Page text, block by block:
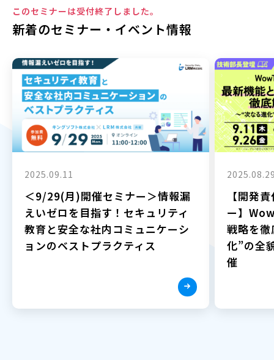
このセミナーは受付終了しました。
新着のセミナー・イベント情報
2025.09.11
＜9/29(月)開催セミナー＞情報漏
えいゼロを目指す！セキュリティ
教育と安全な社内コミュニケーシ
ョンのベストプラクティス
【開発
ー】
戦略を
化”の全
催